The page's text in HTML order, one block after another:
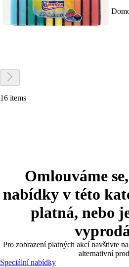
16 items
Omlouváme
nabídky v této
platná, nebo
Pro zobrazení platných akcí navštivte
alternativní
Speciální nabídky